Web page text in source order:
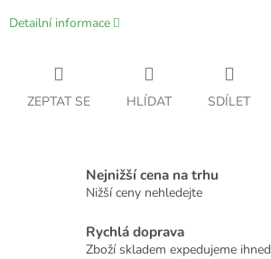
Detailní informace
ZEPTAT SE HLÍDAT SDÍLET
Nejnižší cena na trhu
Nižší ceny nehledejte
Rychlá doprava
Zboží skladem expedujeme ihned